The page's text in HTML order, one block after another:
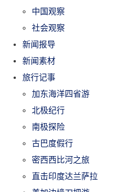
中国观察
社会观察
新闻报导
新闻素材
旅行记事
加东海洋四省游
北极纪行
南极探险
古巴度假行
密西西比河之旅
直击印度达兰萨拉